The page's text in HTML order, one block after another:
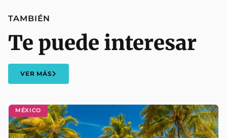
MÉXICO
TAMBIÉN
Te puede interesar
VER MÁS